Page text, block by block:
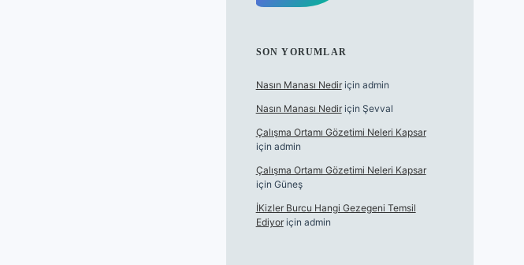
SON YORUMLAR
Nasın Manası Nediriçin admin
Nasın Manası Nediriçin Şevval
Çalışma Ortamı Gözetimi Neleri Kapsar
için admin
Çalışma Ortamı Gözetimi Neleri Kapsar
için Güneş
İKizler Burcu Hangi Gezegeni Temsil
Ediyoriçin admin